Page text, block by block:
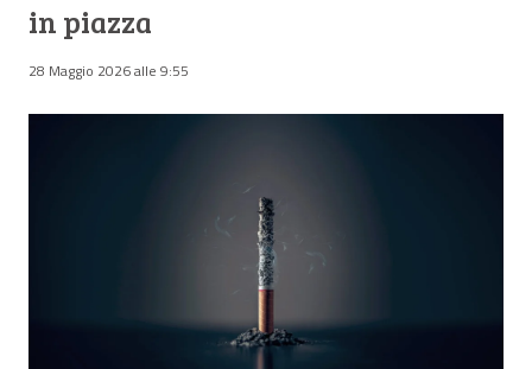
in piazza
28 Maggio 2026 alle 9:55